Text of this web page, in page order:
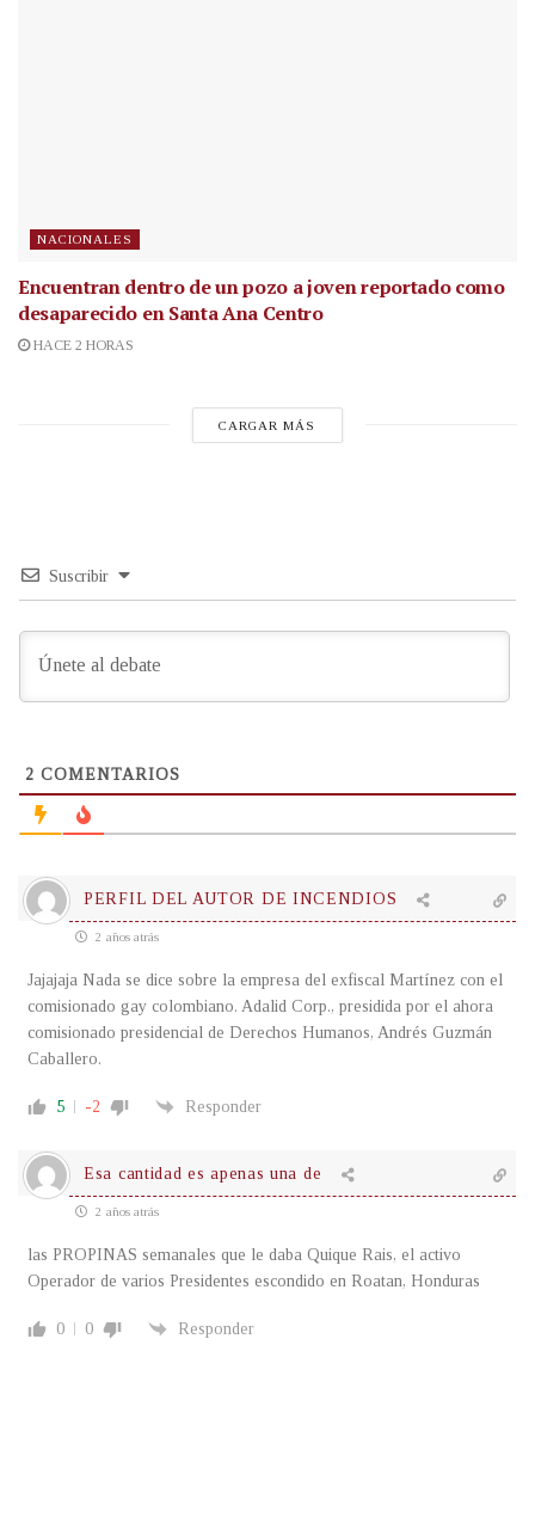
NACIONALES
Encuentran dentro de un pozo a joven reportado como
desaparecido en Santa Ana Centro
HACE 2 HORAS
CARGAR MÁS
Suscribir
2 COMENTARIOS
PERFIL DEL AUTOR DE INCENDIOS
2 años atrás
Jajajaja Nada se dice sobre la empresa del exfiscal Martínez con el
comisionado gay colombiano. Adalid Corp., presidida por el ahora
comisionado presidencial de Derechos Humanos, Andrés Guzmán
Caballero.
5 -2 Responder
Esa cantidad es apenas una de
2 años atrás
las PROPINAS semanales que le daba Quique Rais, el activo
Operador de varios Presidentes escondido en Roatan, Honduras
0 0 Responder